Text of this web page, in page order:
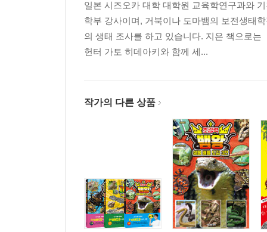
위기의 파충류·양서류 167
색인 177
일본 시즈오카 대학 대학원 교육학연구과와
학부 강사이며, 거북이나 도마뱀의 보전생태
의 생태 조사를 하고 있습니다. 지은 책으로
헌터 가토 히데아키와 함께 세...
작가의 다른 상품